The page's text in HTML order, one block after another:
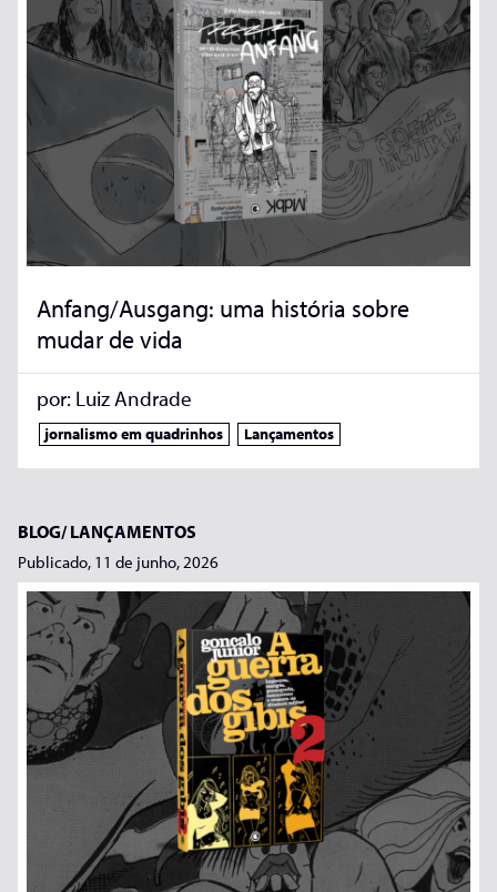
Anfang/Ausgang: uma história sobre
mudar de vida
por: Luiz Andrade
jornalismo em quadrinhos Lançamentos
BLOG/LANÇAMENTOS
Publicado, 11 de junho, 2026